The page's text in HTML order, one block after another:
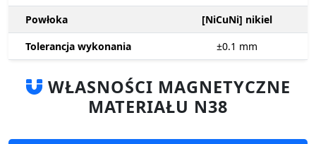
Powłoka
[NiCuNi] nikiel
Tolerancja wykonania
±0.1 mm
WŁASNOŚCI MAGNETYCZNE
MATERIAŁU N38